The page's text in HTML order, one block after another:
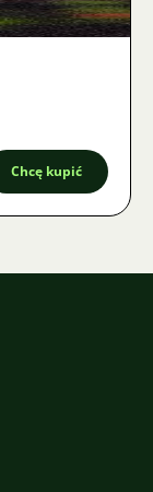
Chcę kupić